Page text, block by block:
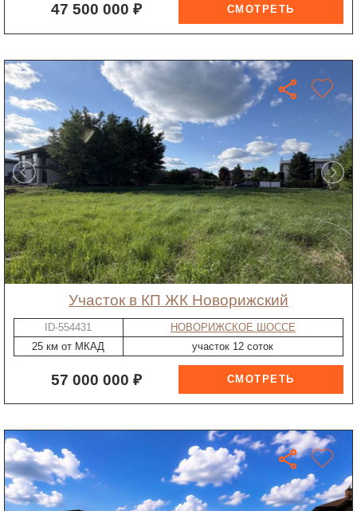
47 500 000 ₽
участок в КП ЖК Новорижский
ID-554431
НОВОРИЖСКОЕ ШОССЕ
25 км от МКАД
участок 12 соток
57 000 000 ₽